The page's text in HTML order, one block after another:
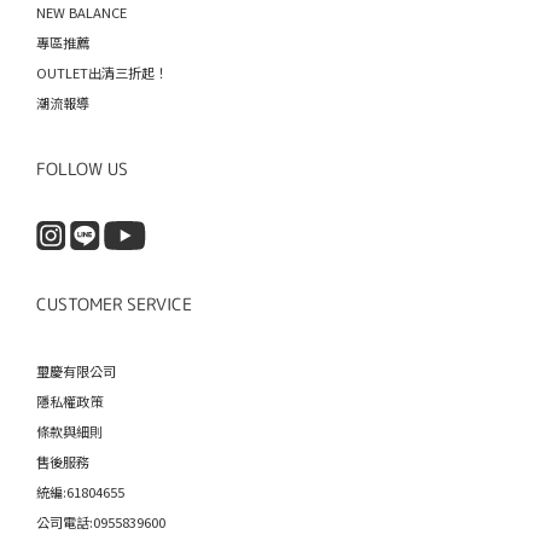
NEW BALANCE
專區推薦
OUTLET出清三折起！
潮流報導
FOLLOW US
CUSTOMER SERVICE
璽慶有限公司
隱私權政策
條款與細則
售後服務
統編:61804655
公司電話:0955839600